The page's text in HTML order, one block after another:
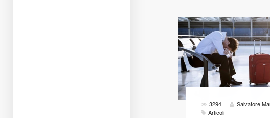
3294
Salvatore
Articoli